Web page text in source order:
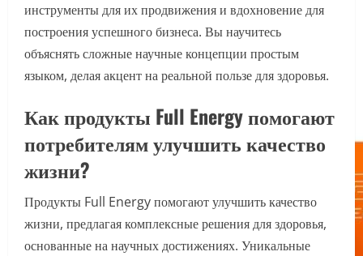
инструменты для их продвижения и вдохновение для
построения успешного бизнеса. Вы научитесь
объяснять сложные научные концепции простым
языком, делая акцент на реальной пользе для здоровья.
Как продукты Full Energy помогают
потребителям улучшить качество
жизни?
Продукты Full Energy помогают улучшить качество
жизни, предлагая комплексные решения для здоровья,
основанные на научных достижениях. Уникальные